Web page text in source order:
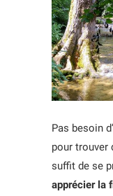
Pas besoin
pour trouver
suffit de se
apprécier la